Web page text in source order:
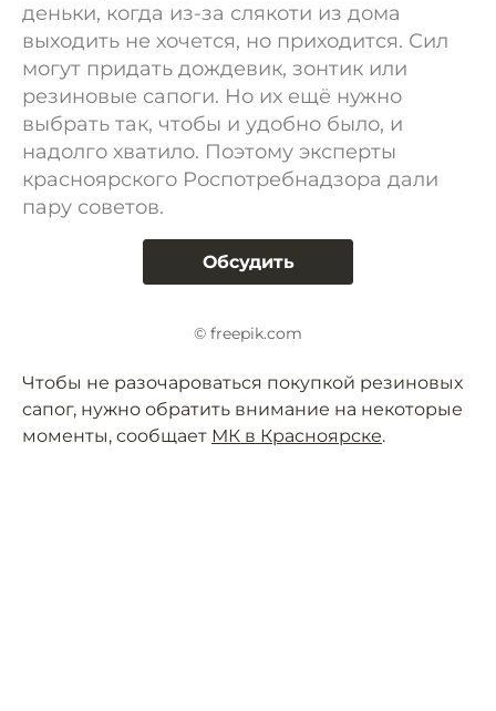
деньки, когда из-за слякоти из дома
выходить не хочется, но приходится. Сил
могут придать дождевик, зонтик или
резиновые сапоги. Но их ещё нужно
выбрать так, чтобы и удобно было, и
надолго хватило. Поэтому эксперты
красноярского Роспотребнадзора дали
пару советов.
Обсудить
© freepik.com
Чтобы не разочароваться покупкой резиновых
сапог, нужно обратить внимание на некоторые
моменты, сообщает МК в Красноярске.